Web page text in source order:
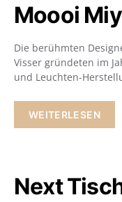
Moooi
Die berühmten
Visser gründeten im
und Leuchten-
WEITERLESEN
Next